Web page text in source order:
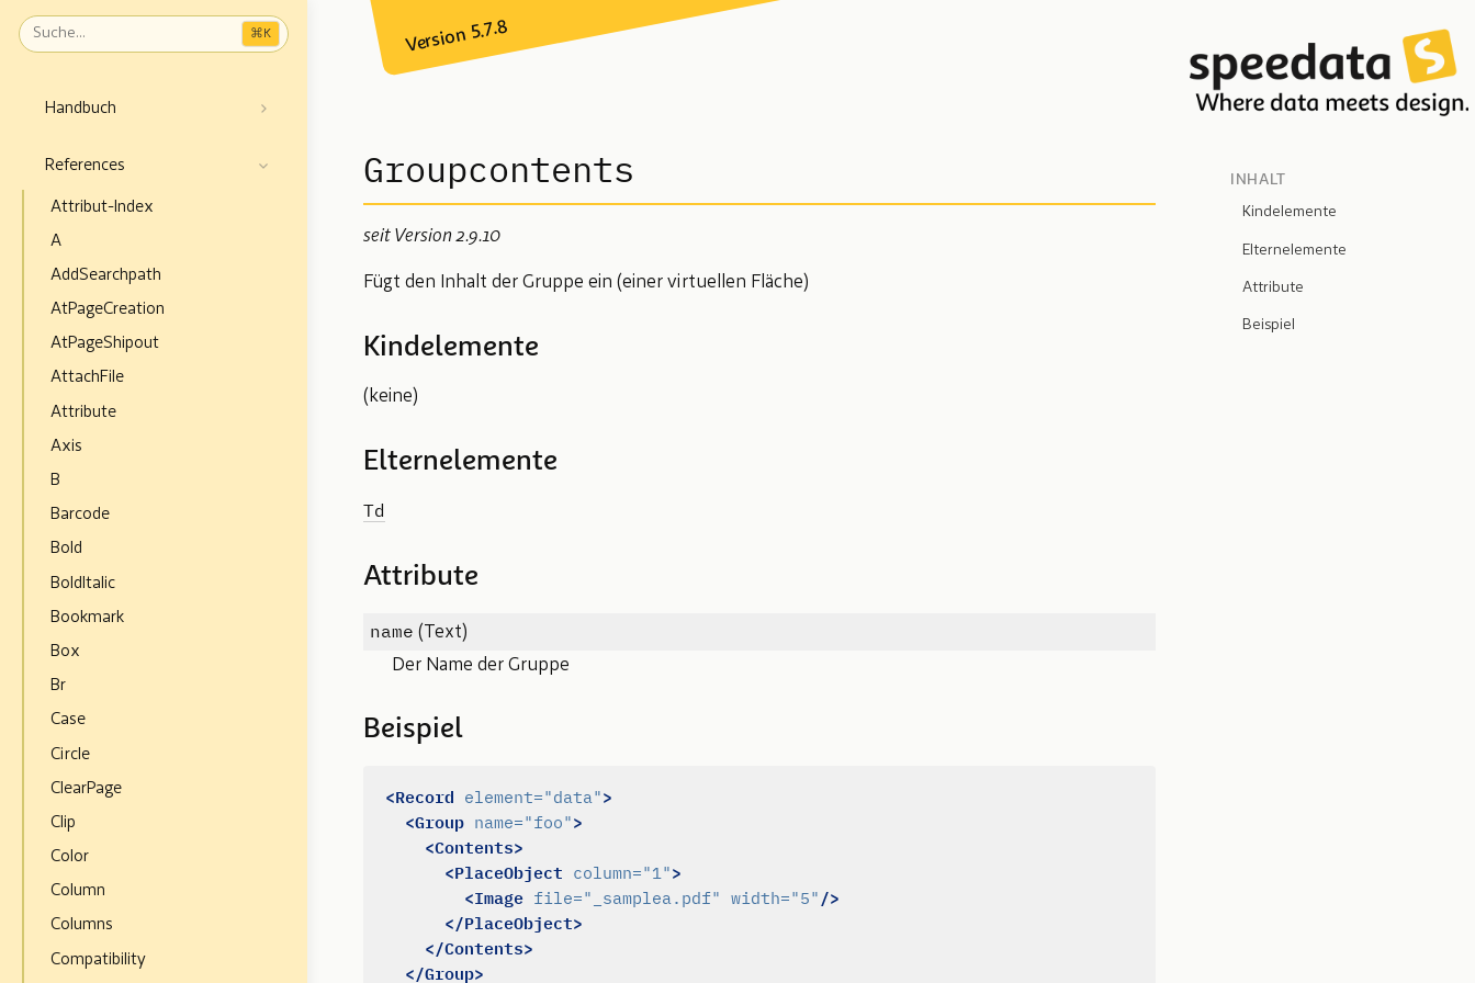
⌘ K
Handbuch
References
Attribut-Index
A
AddSearchpath
AtPageCreation
AtPageShipout
AttachFile
Attribute
Axis
B
Barcode
Bold
BoldItalic
Bookmark
Box
Br
Case
Circle
ClearPage
Clip
Color
Column
Columns
Compatibility
Version 5.7.8
Groupcontents
seit Version 2.9.10
Fügt den Inhalt der Gruppe ein (einer virtuellen Fläche)
Kindelemente
(keine)
Elternelemente
Td
Attribute
name (Text)
Der Name der Gruppe
Beispiel
<Record element="data">
<Group name="foo">
<Contents>
<PlaceObject column="1">
<Image file="_samplea.pdf" width="5"/>
</PlaceObject>
</Contents>
</Group>
INHALT
Kindelemente
Elternelemente
Attribute
Beispiel